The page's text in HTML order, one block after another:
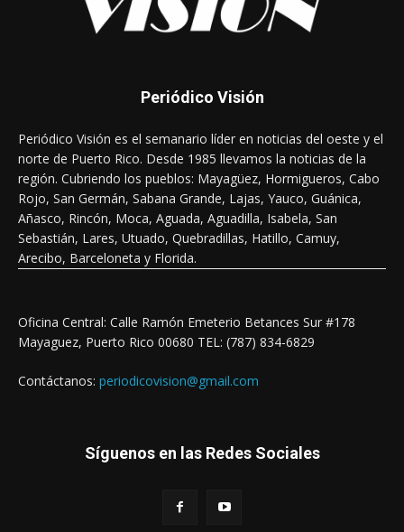
Periódico Visión
Periódico Visión es el semanario líder en noticias del oeste y el
norte de Puerto Rico. Desde 1985 llevamos la noticias de la
región. Cubriendo los pueblos: Mayagüez, Hormigueros, Cabo
Rojo, San Germán, Sabana Grande, Lajas, Yauco, Guánica,
Añasco, Rincón, Moca, Aguada, Aguadilla, Isabela, San
Sebastián, Lares, Utuado, Quebradillas, Hatillo, Camuy,
Arecibo, Barceloneta y Florida.
Oficina Central: Calle Ramón Emeterio Betances Sur #178
Mayaguez, Puerto Rico 00680 TEL: (787) 834-6829
Contáctanos: periodicovision@gmail.com
Síguenos en las Redes Sociales